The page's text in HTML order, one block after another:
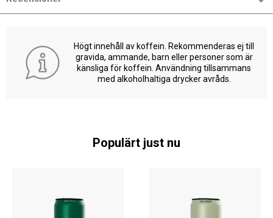
Högt innehåll av koffein. Rekommenderas ej till
gravida, ammande, barn eller personer som är
känsliga för koffein. Användning tillsammans
med alkoholhaltiga drycker avråds.
Populärt just nu